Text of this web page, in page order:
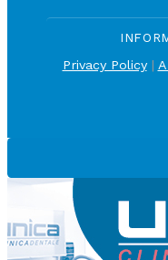
Privacy Policy|